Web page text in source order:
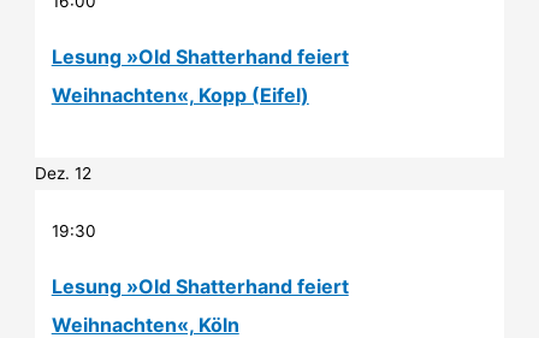
Lesung »Old Shatterhand feiert
Weihnachten«, Kopp (Eifel)
Dez.12
19:30
Lesung »Old Shatterhand feiert
Weihnachten«, Köln